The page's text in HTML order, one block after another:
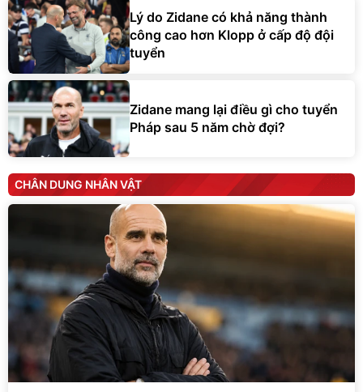
Lý do Zidane có khả năng thành
công cao hơn Klopp ở cấp độ đội
tuyển
Zidane mang lại điều gì cho tuyển
Pháp sau 5 năm chờ đợi?
CHÂN DUNG NHÂN VẬT